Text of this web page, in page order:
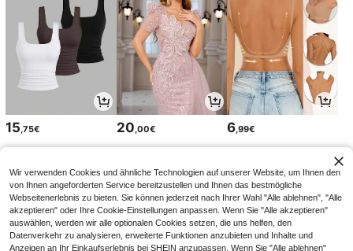
15 ,75€ 20 ,00€ 6 ,99€
Wir verwenden Cookies und ähnliche Technologien auf unserer Website, um Ihnen den
von Ihnen angeforderten Service bereitzustellen und Ihnen das bestmögliche
Webseitenerlebnis zu bieten. Sie können jederzeit nach Ihrer Wahl "Alle ablehnen", "Alle
akzeptieren" oder Ihre Cookie-Einstellungen anpassen. Wenn Sie "Alle akzeptieren"
auswählen, werden wir alle optionalen Cookies setzen, die uns helfen, den
Datenverkehr zu analysieren, erweiterte Funktionen anzubieten und Inhalte und
Anzeigen an Ihr Einkaufserlebnis bei SHEIN anzupassen. Wenn Sie "Alle ablehnen"